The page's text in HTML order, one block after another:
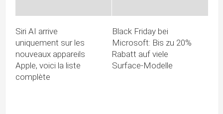
Siri AI arrive
uniquement sur les
nouveaux appareils
Apple, voici la liste
complète
Black Friday bei
Microsoft: Bis zu 20%
Rabatt auf viele
Surface-Modelle